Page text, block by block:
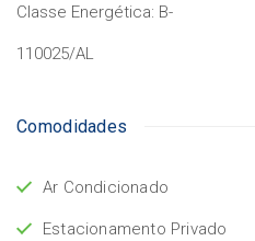
Classe Energética: B-
110025/AL
Comodidades
Ar Condicionado
Estacionamento Privado